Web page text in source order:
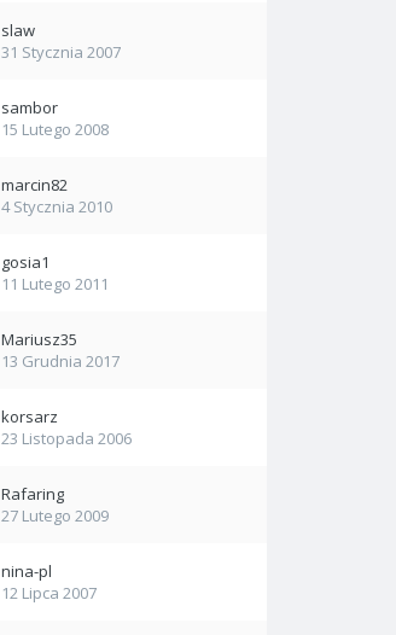
slaw
31 Stycznia 2007
sambor
15 Lutego 2008
marcin82
4 Stycznia 2010
gosia1
11 Lutego 2011
Mariusz35
13 Grudnia 2017
korsarz
23 Listopada 2006
Rafaring
27 Lutego 2009
nina-pl
12 Lipca 2007